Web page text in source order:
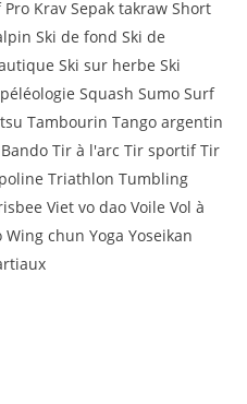
Krav Sepak takraw Short
Ski de fond Ski de
Ski sur herbe Ski
Squash Sumo Surf
Tambourin Tango argentin
Tir à l'arc Tir sportif Tir
Triathlon Tumbling
Viet vo dao Voile Vol à
chun Yoga Yoseikan